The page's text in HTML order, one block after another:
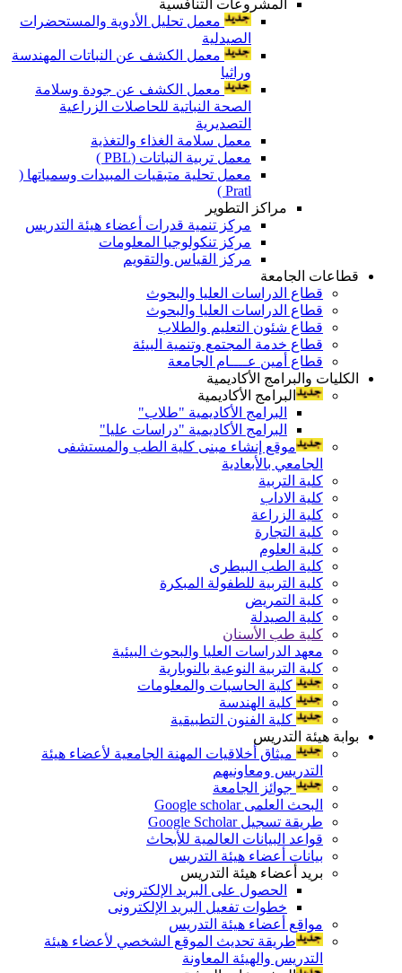
المشروعات التنافسية
معمل تحليل الأدوية والمستحضرات
الصيدلية
معمل الكشف عن النباتات المهندسة
وراثيا
معمل الكشف عن جودة وسلامة
الصحة النباتية للحاصلات الزراعية
التصديرية
معمل سلامة الغذاء والتغذية
معمل تربية النباتات (PBL )
معمل تحلية متبقيات المبيدات وسمياتها (
Pratl )
مراكز التطوير
مركز تنمية قدرات أعضاء هيئة التدريس
مركز تنكولوجيا المعلومات
مركز القياس والتقويم
قطاعات الجامعة
قطاع الدراسات العليا والبحوث
قطاع الدراسات العليا والبحوث
قطاع شئون التعليم والطلاب
قطاع خدمة المجتمع وتنمية البيئة
قطاع أمين عــــام الجامعة
الكليات والبرامج الأكاديمية
البرامج الأكاديمية
البرامج الأكاديمية "طلاب"
البرامج الأكاديمية "دراسات عليا"
موقع إنشاء مبنى كلية الطب والمستشفى
الجامعي بالأبعادية
كلية التربية
كلية الاداب
كلية الزراعة
كلية التجارة
كلية العلوم
كلية الطب البيطرى
كلية التربية للطفولة المبكرة
كلية التمريض
كلية الصيدلة
كلية طب الأسنان
معهد الدراسات العليا والبحوث البيئية
كلية التربية النوعية بالنوبارية
كلية الحاسبات والمعلومات
كلية الهندسة
كلية الفنون التطبيقية
بوابة هيئة التدريس
ميثاق أخلاقيات المهنة الجامعية لأعضاء هيئة
التدريس ومعاونيهم
جوائز الجامعة
البحث العلمى Google scholar
طريقة تسجيل Google Scholar
قواعد البيانات العالمية للأبحاث
بيانات أعضاء هيئة التدريس
بريد أعضاء هيئة التدريس
الحصول على البريد الإلكترونى
خطوات تفعيل البريد الإلكترونى
مواقع أعضاء هيئة التدريس
طريقة تحديث الموقع الشخصي لأعضاء هيئة
التدريس والهيئة المعاونة